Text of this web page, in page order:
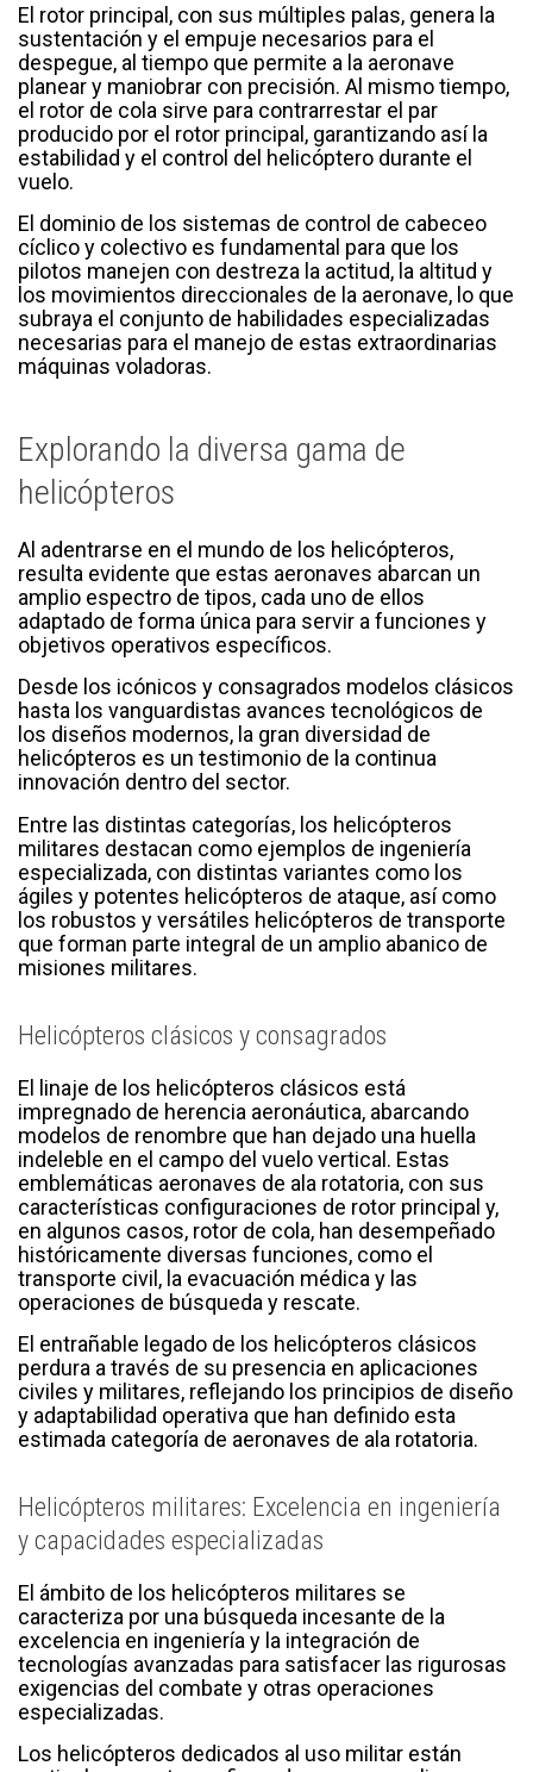
El rotor principal, con sus múltiples palas, genera la
sustentación y el empuje necesarios para el
despegue, al tiempo que permite a la aeronave
planear y maniobrar con precisión. Al mismo tiempo,
el rotor de cola sirve para contrarrestar el par
producido por el rotor principal, garantizando así la
estabilidad y el control del helicóptero durante el
vuelo.
El dominio de los sistemas de control de cabeceo
cíclico y colectivo es fundamental para que los
pilotos manejen con destreza la actitud, la altitud y
los movimientos direccionales de la aeronave, lo que
subraya el conjunto de habilidades especializadas
necesarias para el manejo de estas extraordinarias
máquinas voladoras.
Explorando la diversa gama de
helicópteros
Al adentrarse en el mundo de los helicópteros,
resulta evidente que estas aeronaves abarcan un
amplio espectro de tipos, cada uno de ellos
adaptado de forma única para servir a funciones y
objetivos operativos específicos.
Desde los icónicos y consagrados modelos clásicos
hasta los vanguardistas avances tecnológicos de
los diseños modernos, la gran diversidad de
helicópteros es un testimonio de la continua
innovación dentro del sector.
Entre las distintas categorías, los helicópteros
militares destacan como ejemplos de ingeniería
especializada, con distintas variantes como los
ágiles y potentes helicópteros de ataque, así como
los robustos y versátiles helicópteros de transporte
que forman parte integral de un amplio abanico de
misiones militares.
Helicópteros clásicos y consagrados
El linaje de los helicópteros clásicos está
impregnado de herencia aeronáutica, abarcando
modelos de renombre que han dejado una huella
indeleble en el campo del vuelo vertical. Estas
emblemáticas aeronaves de ala rotatoria, con sus
características configuraciones de rotor principal y,
en algunos casos, rotor de cola, han desempeñado
históricamente diversas funciones, como el
transporte civil, la evacuación médica y las
operaciones de búsqueda y rescate.
El entrañable legado de los helicópteros clásicos
perdura a través de su presencia en aplicaciones
civiles y militares, reflejando los principios de diseño
y adaptabilidad operativa que han definido esta
estimada categoría de aeronaves de ala rotatoria.
Helicópteros militares: Excelencia en ingeniería
y capacidades especializadas
El ámbito de los helicópteros militares se
caracteriza por una búsqueda incesante de la
excelencia en ingeniería y la integración de
tecnologías avanzadas para satisfacer las rigurosas
exigencias del combate y otras operaciones
especializadas.
Los helicópteros dedicados al uso militar están